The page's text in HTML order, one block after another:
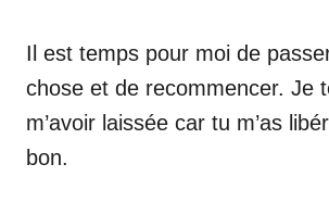
Il est temps pour moi de
chose et de recommencer. Je
m’avoir laissée car tu m’as
bon.